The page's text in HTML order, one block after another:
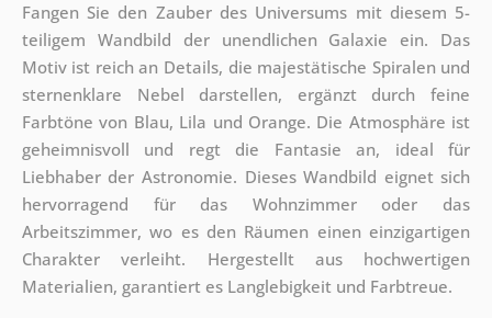
Fangen Sie den Zauber des Universums mit diesem 5-
teiligem Wandbild der unendlichen Galaxie ein. Das
Motiv ist reich an Details, die majestätische Spiralen und
sternenklare Nebel darstellen, ergänzt durch feine
Farbtöne von Blau, Lila und Orange. Die Atmosphäre ist
geheimnisvoll und regt die Fantasie an, ideal für
Liebhaber der Astronomie. Dieses Wandbild eignet sich
hervorragend für das Wohnzimmer oder das
Arbeitszimmer, wo es den Räumen einen einzigartigen
Charakter verleiht. Hergestellt aus hochwertigen
Materialien, garantiert es Langlebigkeit und Farbtreue.